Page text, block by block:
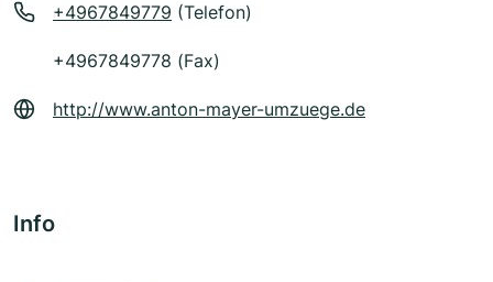
+4967849779 (Telefon)
+4967849778 (Fax)
http://www.anton-mayer-umzuege.de
Info